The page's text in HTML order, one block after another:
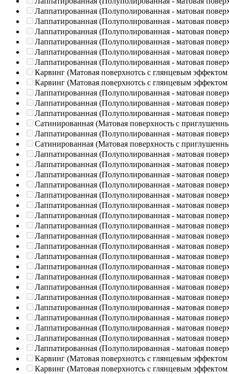
Лаппатированная (Полуполированная - матовая
Лаппатированная (Полуполированная - матовая
Лаппатированная (Полуполированная - матовая
Лаппатированная (Полуполированная - матовая
Лаппатированная (Полуполированная - матовая
Лаппатированная (Полуполированная - матовая
Карвинг (Матовая поверхнотсь с глянцевым эффектом
Карвинг (Матовая поверхнотсь с глянцевым эффектом
Лаппатированная (Полуполированная - матовая
Лаппатированная (Полуполированная - матовая
Лаппатированная (Полуполированная - матовая
Сатинированная (Матовая поверхность с
Лаппатированная (Полуполированная - матовая
Сатинированная (Матовая поверхность с
Лаппатированная (Полуполированная - матовая
Лаппатированная (Полуполированная - матовая
Лаппатированная (Полуполированная - матовая
Лаппатированная (Полуполированная - матовая
Лаппатированная (Полуполированная - матовая
Лаппатированная (Полуполированная - матовая
Лаппатированная (Полуполированная - матовая
Лаппатированная (Полуполированная - матовая
Лаппатированная (Полуполированная - матовая
Лаппатированная (Полуполированная - матовая
Лаппатированная (Полуполированная - матовая
Лаппатированная (Полуполированная - матовая
Лаппатированная (Полуполированная - матовая
Лаппатированная (Полуполированная - матовая
Лаппатированная (Полуполированная - матовая
Лаппатированная (Полуполированная - матовая
Лаппатированная (Полуполированная - матовая
Лаппатированная (Полуполированная - матовая
Лаппатированная (Полуполированная - матовая
Лаппатированная (Полуполированная - матовая
Карвинг (Матовая поверхнотсь с глянцевым эффектом
Карвинг (Матовая поверхнотсь с глянцевым эффектом